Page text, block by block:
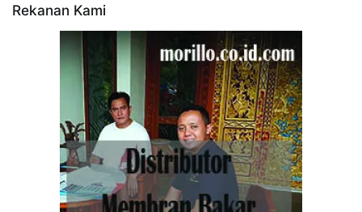
Rekanan Kami